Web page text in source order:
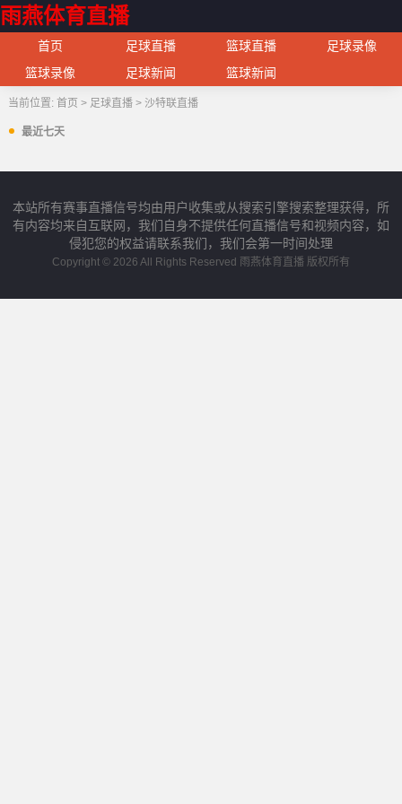
雨燕体育直播
首页 足球直播 篮球直播
足球录像
篮球录像
足球新闻 篮球新闻
当前位置: 首页 > 足球直播> 沙特联直播
最近七天
本站所有赛事直播信号均由用户收集或从搜索引擎搜索整理获得，所
有内容均来自互联网，我们自身不提供任何直播信号和视频内容，如
侵犯您的权益请联系我们，我们会第一时间处理
Copyright © 2026 All Rights Reserved 雨燕体育直播 版权所有